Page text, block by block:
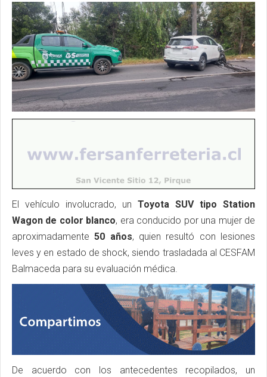
El vehículo involucrado, un Toyota SUV tipo Station
Wagon de color blanco, era conducido por una mujer de
aproximadamente50 años, quien resultó con lesiones
leves y en estado de shock, siendo trasladada al CESFAM
Balmaceda para su evaluación médica.
De acuerdo con los antecedentes recopilados, un